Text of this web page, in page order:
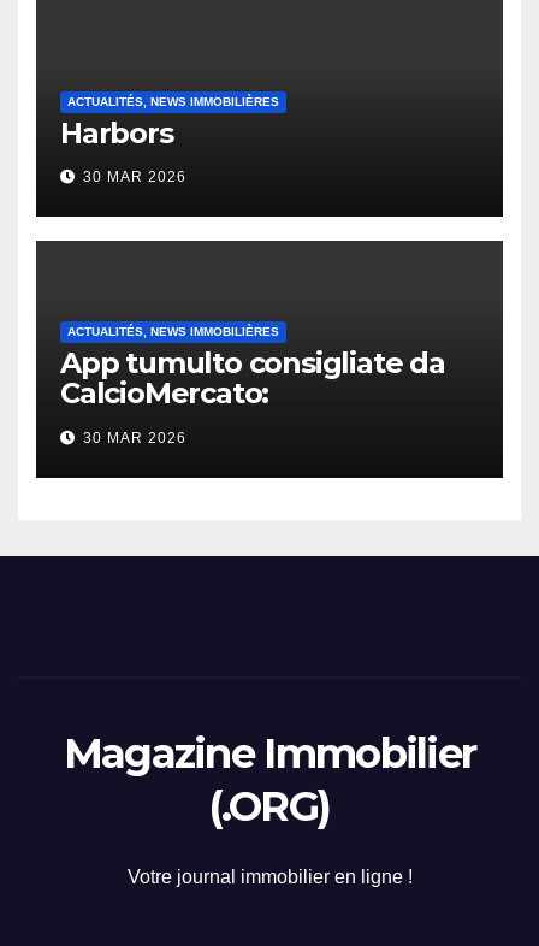
ACTUALITÉS, NEWS IMMOBILIÈRES
Harbors
30 MAR 2026
ACTUALITÉS, NEWS IMMOBILIÈRES
App tumulto consigliate da
CalcioMercato:
considerazione di gennaio
2026
30 MAR 2026
Magazine Immobilier
(.ORG)
Votre journal immobilier en ligne !